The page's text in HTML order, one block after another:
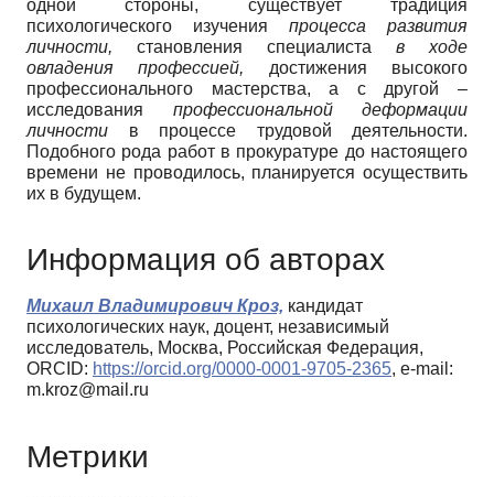
одной стороны, существует традиция
психологического изучения процесса развития
личности, становления специалиста в ходе
овладения профессией, достижения высокого
профессионального мастерства, а с другой –
исследования профессиональной деформации
личности в процессе трудовой деятельности.
Подобного рода работ в прокуратуре до настоящего
времени не проводилось, планируется осуществить
их в будущем.
Информация об авторах
Михаил Владимирович Кроз, кандидат
психологических наук, доцент, независимый
исследователь, Москва, Российская Федерация,
ORCID: https://orcid.org/0000-0001-9705-2365, e-mail:
m.kroz@mail.ru
Метрики